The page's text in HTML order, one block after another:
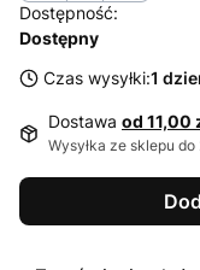
Dostępność:
Dostępny
Czas wysyłki:1
Dostawa od 11,00
Wysyłka ze sklepu